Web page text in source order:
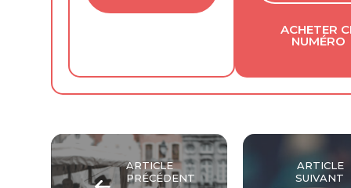
ACHETER
NUMÉRO
ARTICLE
PRÉCÉDENT
ARTICLE
SUIVANT